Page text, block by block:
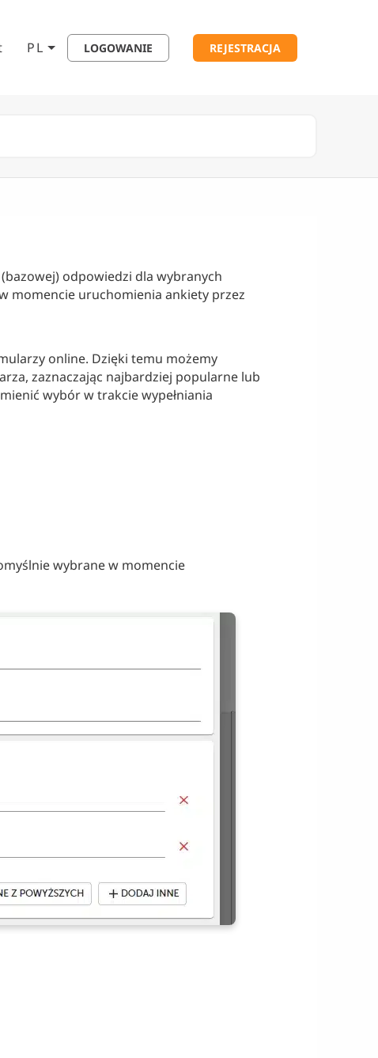
PL LOGOWANIE REJESTRACJA
odpowiedzi dla wybranych
momencie uruchomienia ankiety przez
online. Dzięki temu możemy
zaznaczając najbardziej popularne lub
wybór w trakcie wypełniania
wybrane w momencie